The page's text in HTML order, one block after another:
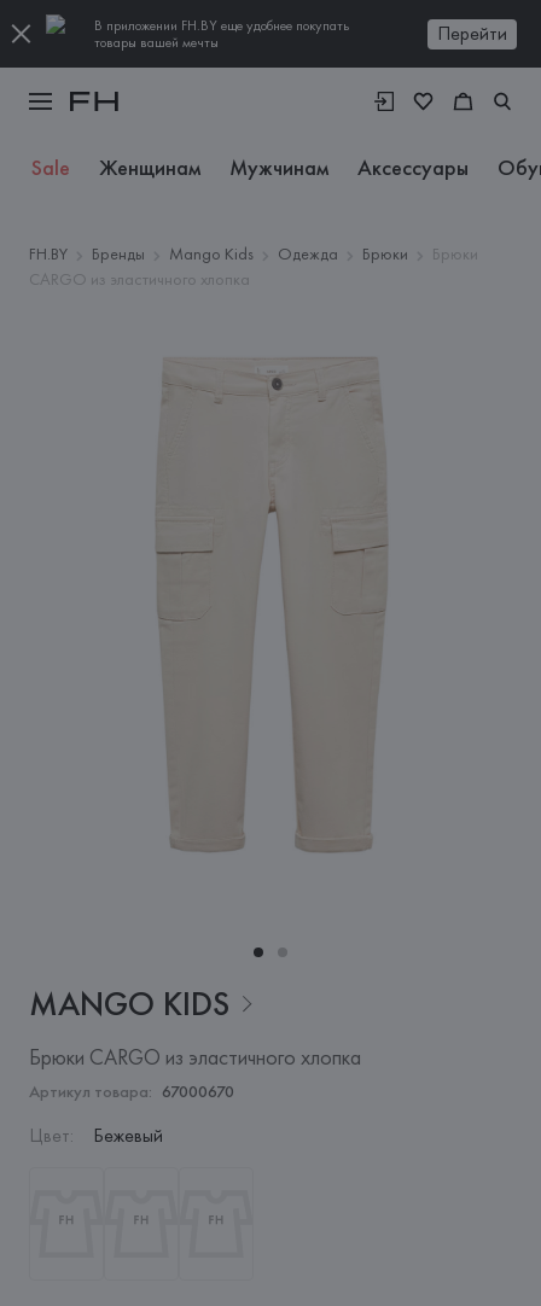
В приложении FH.BY еще удобнее покупать
товары вашей мечты
Перейти
Sale Женщинам Мужчинам Аксессуары
FH.BY Бренды Mango Kids Одежда Брюки
Брюки
CARGO из эластичного хлопка
MANGO KIDS
Брюки CARGO из эластичного хлопка
Артикул товара: 67000670
Цвет: Бежевый